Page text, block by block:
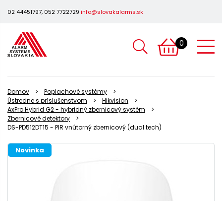
02 44451797, 052 7722729 info@slovakalarms.sk
0
Domov
Poplachové systémy
Ústredne s príslušenstvom
Hikvision
AxPro Hybrid G2 - hybridný zbernicový systém
Zbernicové detektory
DS-PD512DT15 - PIR vnútorný zbernicový (dual tech)
Novinka